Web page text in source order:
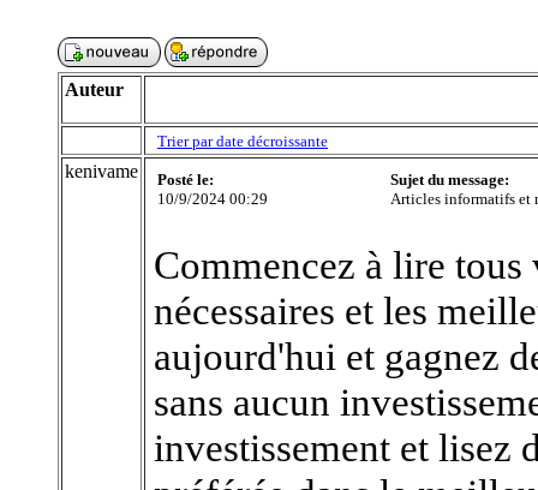
Auteur
Trier par date décroissante
kenivame
Posté le:
10/9/2024 00:29
Sujet du message:
Articles informatifs et
Commencez à lire
nécessaires et les
aujourd'hui et gagnez
sans aucun
investissement et lisez